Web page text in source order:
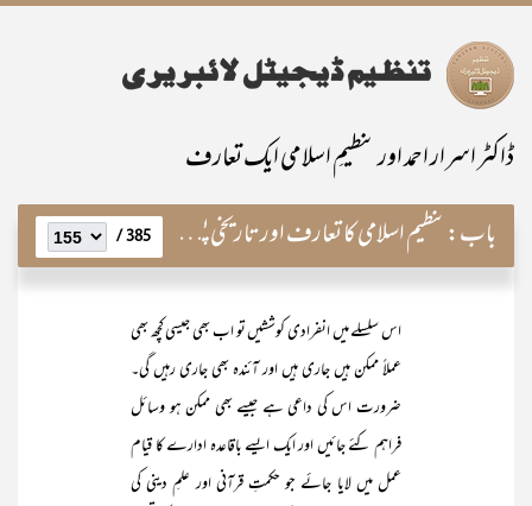
ڈاکٹر اسرار احمد اور تنظیمِ اسلامی ایک تعارف
باب:تنظیم اسلامی کا تعارف اور تاریخی پس منظر 385 /
اس سلسلے میں انفرادی کوششیں تو اب بھی جیسی کچھ بھی
عملاً ممکن ہیں جاری ہیں اور آئندہ بھی جاری رہیں گی۔
ضرورت اس کی داعی ہے جیسے بھی ممکن ہو وسائل
فراہم کئے جائیں اور ایک ایسے باقاعدہ ادارے کا قیام
عمل میں لایا جائے جو حکمتِ قرآنی اور علمِ دینی کی